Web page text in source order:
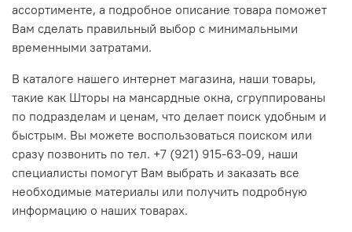
ассортименте, а подробное описание товара поможет
Вам сделать правильный выбор с минимальными
временными затратами.
В каталоге нашего интернет магазина, наши товары,
такие как Шторы на мансардные окна, сгруппированы
по подразделам и ценам, что делает поиск удобным и
быстрым. Вы можете воспользоваться поиском или
сразу позвонить по тел. +7 (921) 915-63-09, наши
специалисты помогут Вам выбрать и заказать все
необходимые материалы или получить подробную
информацию о наших товарах.